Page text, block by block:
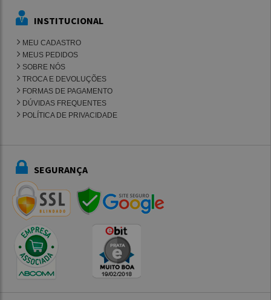
INSTITUCIONAL
MEU CADASTRO
MEUS PEDIDOS
SOBRE NÓS
TROCA E DEVOLUÇÕES
FORMAS DE PAGAMENTO
DÚVIDAS FREQUENTES
POLÍTICA DE PRIVACIDADE
SEGURANÇA